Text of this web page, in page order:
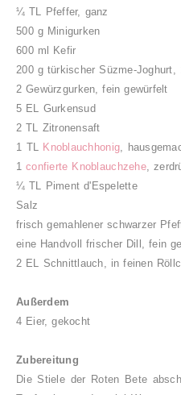
¼ TL Pfeffer, ganz
500 g Minigurken
600 ml Kefir
200 g türkischer Süzme-Joghurt,
2 Gewürzgurken, fein gewürfelt
5 EL Gurkensud
2 TL Zitronensaft
1 TL Knoblauchhonig,
1confierte Knoblauchzehe,
¼ TL Piment d'Espelette
Salz
frisch gemahlener schwarzer
eine Handvoll frischer Dill, fein
2 EL Schnittlauch, in feinen
Außerdem
4 Eier, gekocht
Zubereitung
Die Stiele der Roten Bete